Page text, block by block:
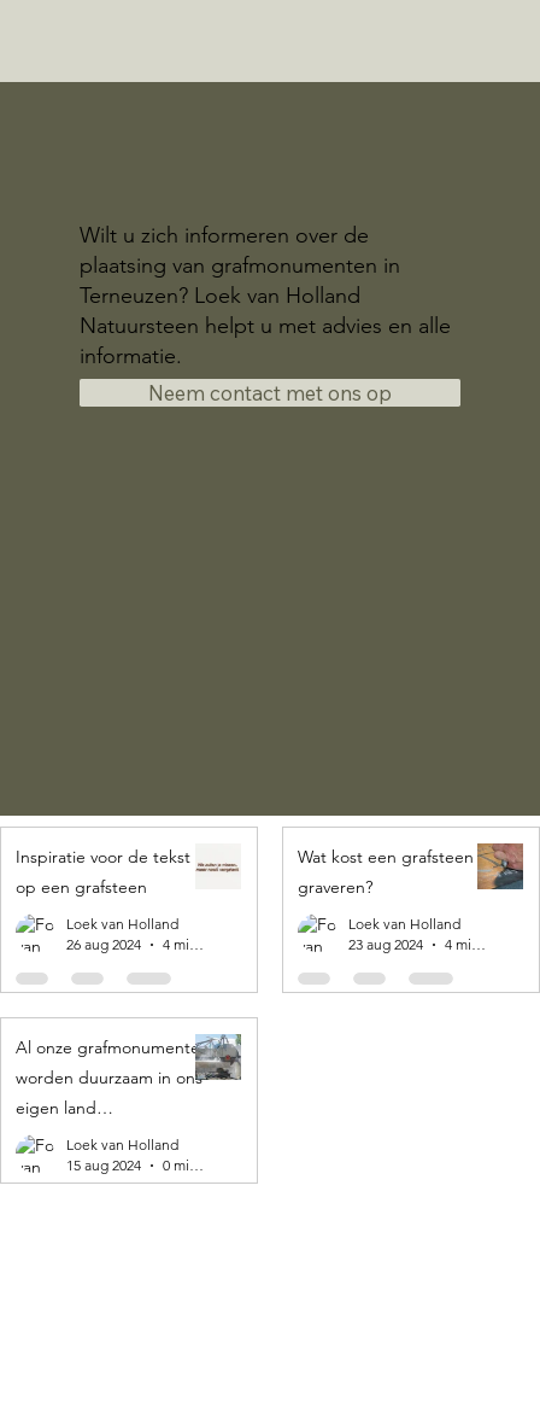
Wilt u zich informeren over de
plaatsing van grafmonumenten in
Terneuzen? Loek van Holland
Natuursteen helpt u met advies en alle
informatie.
Neem contact met ons op
Inspiratie voor de tekst
op een grafsteen
Loek van Holland
26 aug 2024
4 minuten om te lezen
Wat kost een grafsteen
graveren?
Loek van Holland
23 aug 2024
4 minuten om te lezen
Al onze grafmonumenten
worden duurzaam in ons
eigen land
geproduceerd! 🌍
Loek van Holland
15 aug 2024
0 minuten om te lezen